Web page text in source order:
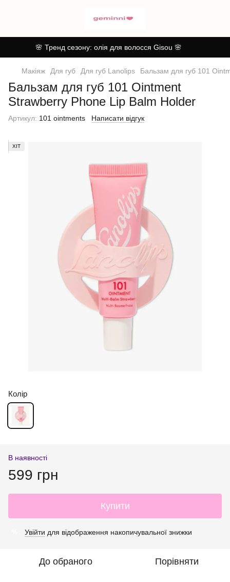
🌸 Тренд сезону: олія для волосся Gisou 🌸
Макіяж Для губ Для губ Lanolips Бальзам для губ 101
Бальзам для губ 101 Ointment
Strawberry Phone Lip Balm Holder
Артикул: 101 ointments Написати відгук
ХІТ
Колір
В наявності
599 грн
Купити
Увійти для відображення накопичувальної знижки
До обраного Порівняти